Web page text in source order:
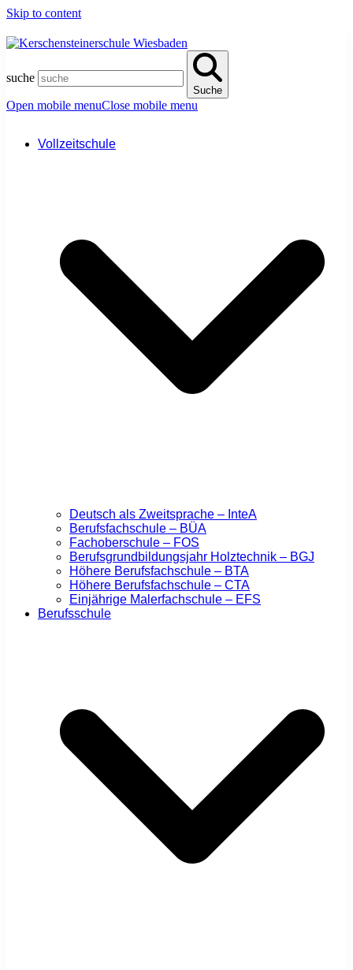
Skip to content
suche
Suche
Open mobile menuClose mobile menu
Vollzeitschule
Deutsch als Zweitsprache – InteA
Berufsfachschule – BÜA
Fachoberschule – FOS
Berufsgrundbildungsjahr Holztechnik – BGJ
Höhere Berufsfachschule – BTA
Höhere Berufsfachschule – CTA
Einjährige Malerfachschule – EFS
Berufsschule